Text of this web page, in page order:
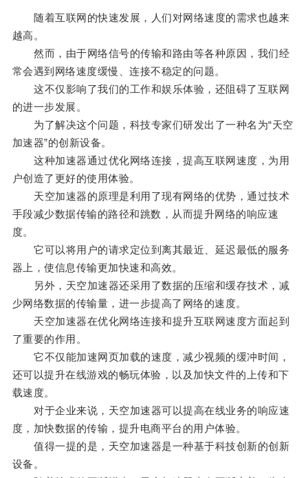
随着互联网的快速发展，人们对网络速度的需求也越来
越高。
然而，由于网络信号的传输和路由等各种原因，我们经
常会遇到网络速度缓慢、连接不稳定的问题。
这不仅影响了我们的工作和娱乐体验，还阻碍了互联网
的进一步发展。
为了解决这个问题，科技专家们研发出了一种名为“天空
加速器”的创新设备。
这种加速器通过优化网络连接，提高互联网速度，为用
户创造了更好的使用体验。
天空加速器的原理是利用了现有网络的优势，通过技术
手段减少数据传输的路径和跳数，从而提升网络的响应速
度。
它可以将用户的请求定位到离其最近、延迟最低的服务
器上，使信息传输更加快速和高效。
另外，天空加速器还采用了数据的压缩和缓存技术，减
少网络数据的传输量，进一步提高了网络的速度。
天空加速器在优化网络连接和提升互联网速度方面起到
了重要的作用。
它不仅能加速网页加载的速度，减少视频的缓冲时间，
还可以提升在线游戏的畅玩体验，以及加快文件的上传和下
载速度。
对于企业来说，天空加速器可以提高在线业务的响应速
度，加快数据的传输，提升电商平台的用户体验。
值得一提的是，天空加速器是一种基于科技创新的创新
设备。